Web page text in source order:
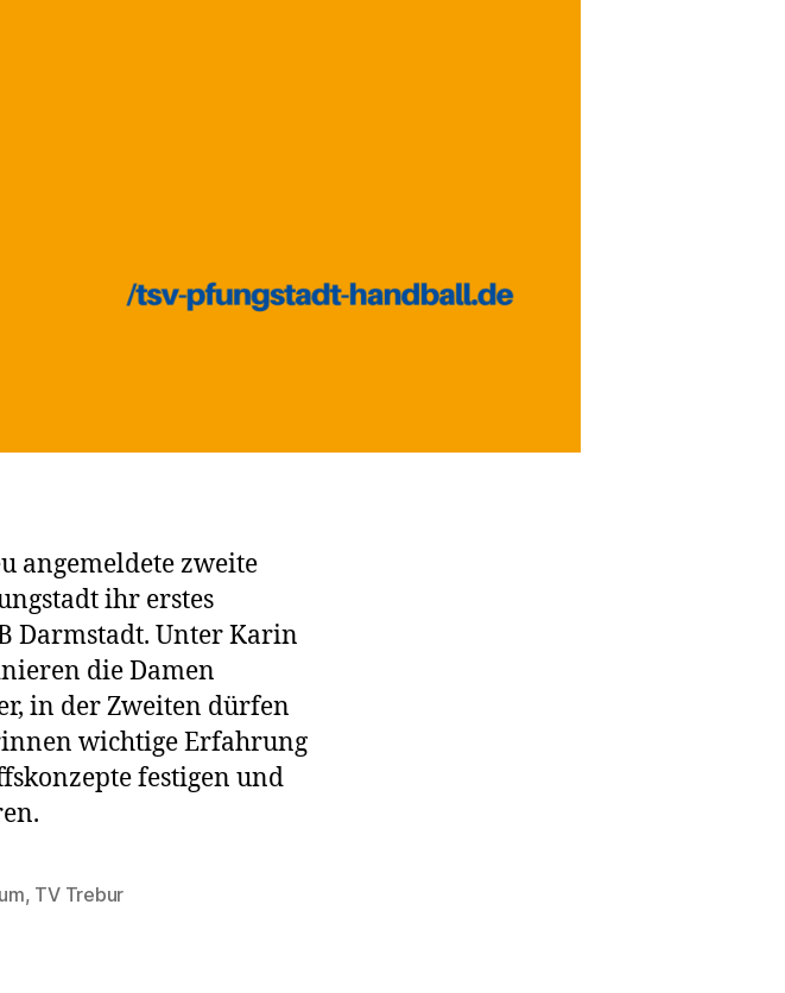
angemeldete zweite
ihr erstes
Darmstadt. Unter Karin
die Damen
in der Zweiten dürfen
wichtige Erfahrung
festigen und
, TV Trebur